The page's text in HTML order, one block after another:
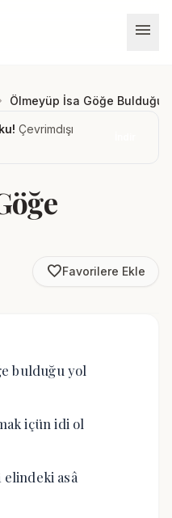
menu
Ölmeyüp İsa Göğe Bulduğu
Çevrimdışı
favorite_borderFavorilere Ekle
bulduğu yol
içün idi ol
asâ